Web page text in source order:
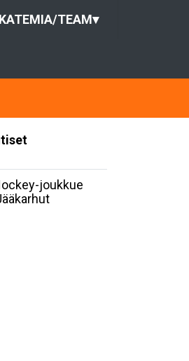
TEAM▾
joukkue